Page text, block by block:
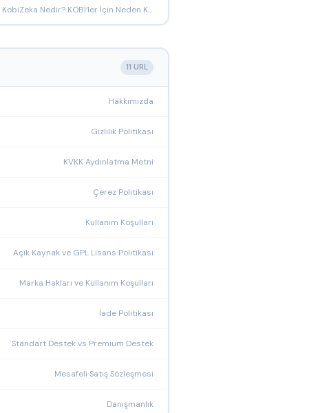
KobiZeka Nedir? KOBİ’ler İçin Neden Kurduk?
11 URL
Hakkımızda
Gizlilik Politikası
KVKK Aydınlatma Metni
Çerez Politikası
Kullanım Koşulları
Açık Kaynak ve GPL Lisans Politikası
Marka Hakları ve Kullanım Koşulları
İade Politikası
Standart Destek vs Premium Destek
Mesafeli Satış Sözleşmesi
Danışmanlık